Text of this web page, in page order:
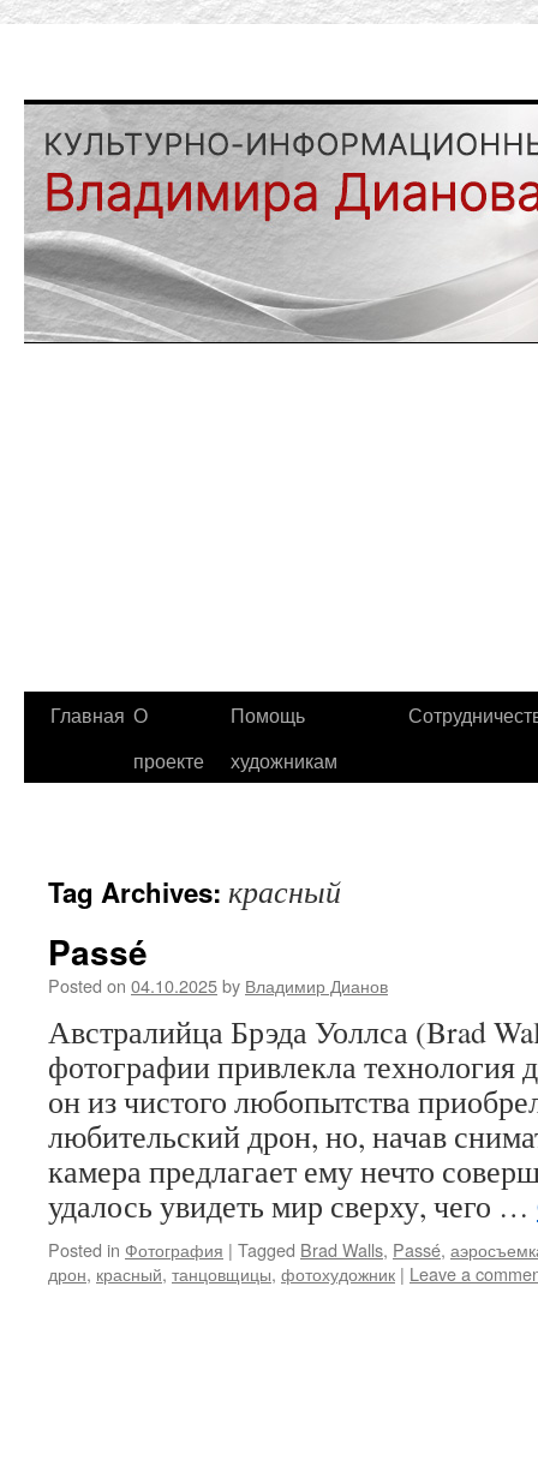
Главная О
проекте
Помощь
художникам
Tag Archives: красный
Passé
Posted on 04.10.2025by Владимир Дианов
Австралийца Брэда Уоллса (Brad
фотографии привлекла технология
он из чистого любопытства
любительский дрон, но, начав
камера предлагает ему нечто
удалось увидеть мир сверху, чего …
Posted in Фотография | Tagged Brad Walls, Passé,
дрон, красный, танцовщицы, фотохудожник | Leave a